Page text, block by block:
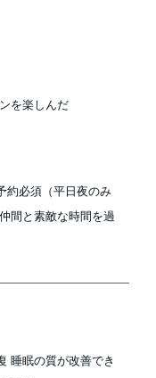
を楽しんだ
約必須（平日夜のみ
間と素敵な時間を過
睡眠の質が改善でき